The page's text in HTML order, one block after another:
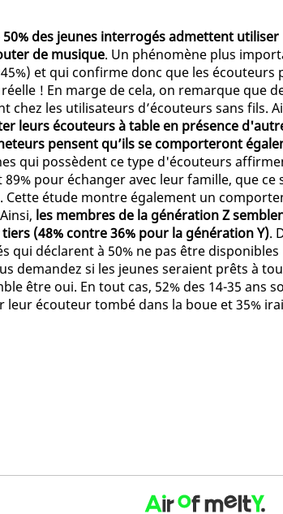
50% des jeunes interrogés admettent utiliser
de musique. Un phénomène plus
et qui confirme donc que les écouteurs
! En marge de cela, on remarque que
les utilisateurs d’écouteurs sans fils.
leurs écouteurs à table en présence
pensent qu’ils se comporteront
qui possèdent ce type d'écouteurs
pour échanger avec leur famille, que ce
étude montre également un
les membres de la génération Z
(48% contre 36% pour la génération Y).
qui déclarent à 50% ne pas être disponibles
demandez si les jeunes seraient prêts à
être oui. En tout cas, 52% des 14-35 ans
écouteur tombé dans la boue et 35%